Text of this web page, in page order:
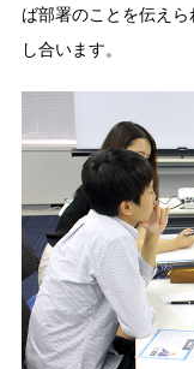
ば部署のことを伝え
し合います。